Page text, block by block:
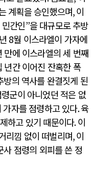
계획을 승인했으며,이
간인”을 대규모로 추방
년 8월 이스라엘이 가자에
만에 이스라엘의 세 번째
년간 이어진 잔혹한 폭
방의 역사를 완결짓게 된
군이 아니었던 적은 없
자를 점령하고 있다.육
하고 있기 때문이다.이
리낌 없이 떠벌리며,이
사 점령의 외피를 쓴 정